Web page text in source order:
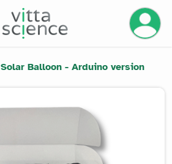
Solar Balloon - Arduino version